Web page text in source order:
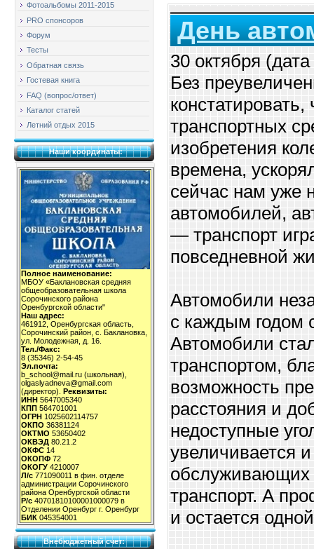
Фотоальбомы 2011-2015
PRO спонсоров
Форум
Тесты
Обратная связь
Гостевая книга
FAQ (вопрос/ответ)
Каталог статей
Летний отдых 2015
Наши координаты:
Полное наименование:
МБОУ «Баклановская средняя
общеобразовательная школа
Сорочинского района
Оренбургской области"
Наш адрес:
461912, Оренбургская область,
Сорочинский район, с. Баклановка,
ул. Молодежная, д. 16.
Тел./Факс:
8 (35346) 2-54-45
Эл.почта:
b_school@mail.ru (школьная),
olgaslyadneva@gmail.com
(директор). Реквизиты:
ИНН 5647005340
КПП 564701001
ОГРН 1025602114757
ОКПО 36381124
ОКТМО 53650402
ОКВЭД 80.21.2
ОКФС 14
ОКОПФ 72
ОКОГУ 4210007
Л/с 771090011 в фин. отделе
администрации Сорочинского
района Оренбургской области
Р/с 40701810100001000079 в
Отделении Оренбург г. Оренбург
БИК 045354001
Внебюджетный счет:
День
30 октября
Без
транспортных
изобретения
времена,
сейчас нам уже
автомобилей,
— транспорт
повседневной
Автомобили
с каждым годом
Автомобили
транспортом,
возможность
расстояния и
недоступные
увеличивается
транспорт. А
и остается